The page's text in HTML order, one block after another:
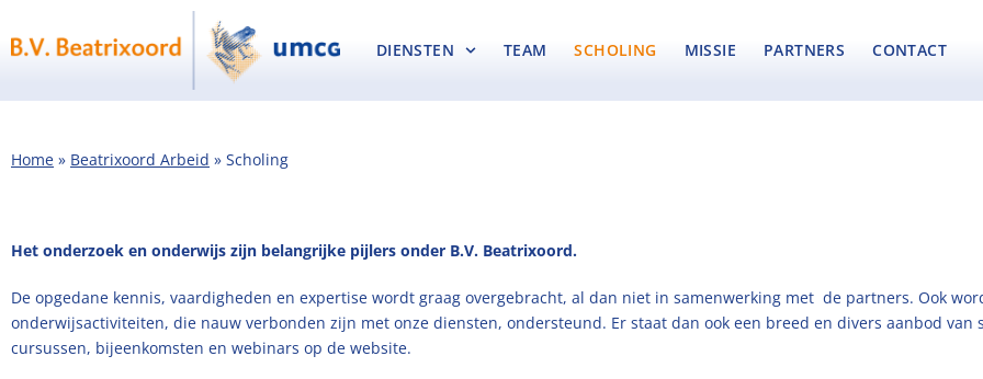
DIENSTEN TEAM SCHOLING MISSIE PARTNERS CONTACT
Home » Beatrixoord Arbeid » Scholing
Het onderzoek en onderwijs zijn belangrijke pijlers onder B.V. Beatrixoord.
De opgedane kennis, vaardigheden en expertise wordt graag overgebracht, al dan niet in samenwerking met de partners. Ook
onderwijsactiviteiten, die nauw verbonden zijn met onze diensten, ondersteund. Er staat dan ook een breed en divers aanbod van
cursussen, bijeenkomsten en webinars op de website.